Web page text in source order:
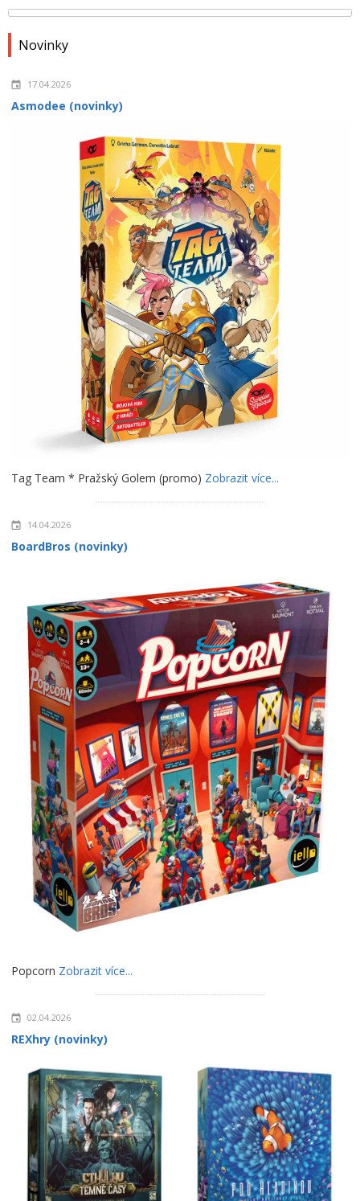
Novinky
17.04.2026
Asmodee (novinky)
Tag Team * Pražský Golem (promo) Zobrazit více...
14.04.2026
BoardBros (novinky)
Popcorn Zobrazit více...
02.04.2026
REXhry (novinky)